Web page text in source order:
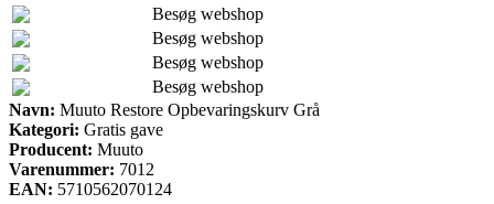
Besøg webshop
Besøg webshop
Besøg webshop
Besøg webshop
Navn: Muuto Restore Opbevaringskurv Grå
Kategori: Gratis gave
Producent: Muuto
Varenummer: 7012
EAN: 5710562070124